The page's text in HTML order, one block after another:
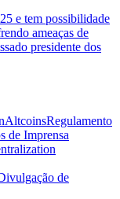
e tem possibilidade
ameaças de
presidente dos
AltcoinsRegulamento
de Imprensa
de